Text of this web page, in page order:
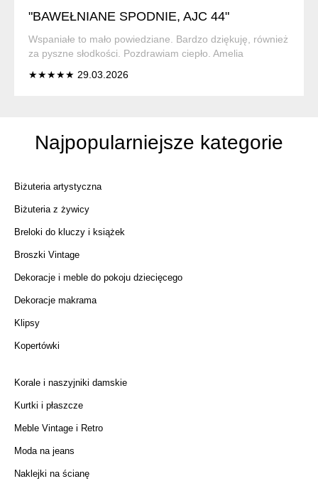
"BAWEŁNIANE SPODNIE, AJC 44"
Wspaniałe to mało powiedziane. Bardzo dziękuję, również
za pyszne słodkości. Pozdrawiam ciepło. Amelia
★★★★★ 29.03.2026
Najpopularniejsze kategorie
Biżuteria artystyczna
Biżuteria z żywicy
Breloki do kluczy i książek
Broszki Vintage
Dekoracje i meble do pokoju dziecięcego
Dekoracje makrama
Klipsy
Kopertówki
Korale i naszyjniki damskie
Kurtki i płaszcze
Meble Vintage i Retro
Moda na jeans
Naklejki na ścianę